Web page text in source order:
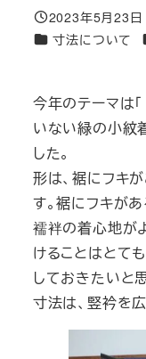
投稿日
2023年5月23日
カテゴリー
寸法について
今年のテーマは
いない緑の小紋
した。
形は、裾にフキ
す。裾にフキが
襦袢の着心地が
けることはとて
しておきたいと
寸法は、竪衿を